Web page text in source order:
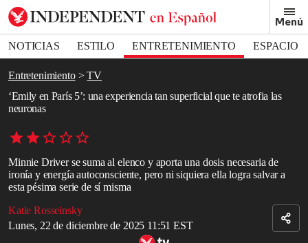
Menú
NOTICIAS ESTILO ENTRETENIMIENTO
ESPACIO
DEPORTES
Entretenimiento
TV
‘Emily en París 5’: una experiencia tan superficial que te atrofia las
neuronas
Minnie Driver se suma al elenco y aporta una dosis necesaria de
ironía y energía autoconsciente, pero ni siquiera ella logra salvar a
esta pésima serie de sí misma
Katie Rosseinsky
Lunes, 22 de diciembre de 2025 11:51 EST
Bookmark popover
Removed from bookmarks
Close popover